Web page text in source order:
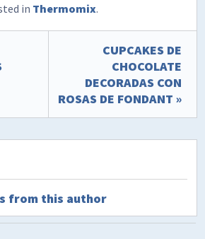
in Thermomix.
CUPCAKES DE
CHOCOLATE
DECORADAS CON
ROSAS DE FONDANT »
from this author